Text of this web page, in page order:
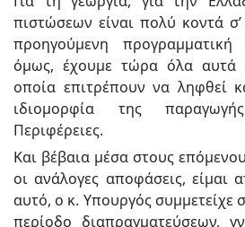
πιστώσεων είναι πολύ κοντά
προηγούμενη προγραμματική
όμως, έχουμε τώρα όλα αυτά
οποία επιτρέπουν να ληφθεί
ιδιομορφία της
Περιφέρειες.
Και βέβαια μέσα στους
οι ανάλογες αποφάσεις, είμαι
αυτό, ο κ. Υπουργός συμμετείχε
περίοδο διαπραγματεύσεων,